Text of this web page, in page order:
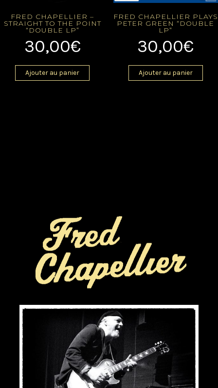
FRED CHAPELLIER –
STRAIGHT TO THE POINT
“DOUBLE LP”
30,00€
Ajouter au panier
FRED CHAPELLIER PLAYS
PETER GREEN “DOUBLE
LP”
30,00€
Ajouter au panier